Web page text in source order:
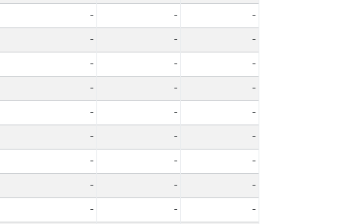
- -
-
- -
-
- -
-
- -
-
- -
-
- -
-
- -
-
- -
-
- -
-